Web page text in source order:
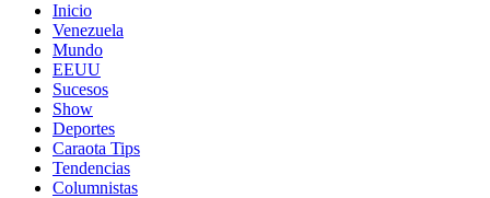
Inicio
Venezuela
Mundo
EEUU
Sucesos
Show
Deportes
Caraota Tips
Tendencias
Columnistas